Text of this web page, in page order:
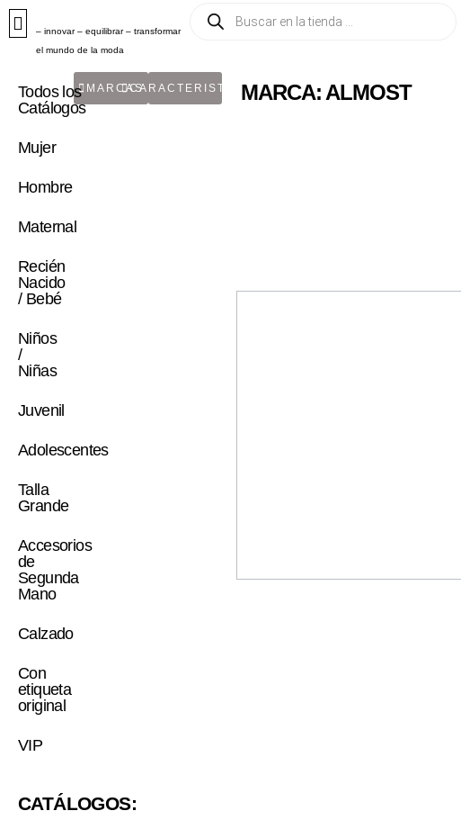
– innovar – equilibrar – transformar
el mundo de la moda
Todos los
Catálogos
Mujer
Hombre
Maternal
Recién
Nacido
/ Bebé
Niños
/
Niñas
Juvenil
Adolescentes
Talla
Grande
Accesorios
de
Segunda
Mano
Calzado
Con
etiqueta
original
VIP
MARCASCARACTERISTICAMARCA: ALMOST
CATÁLOGOS: